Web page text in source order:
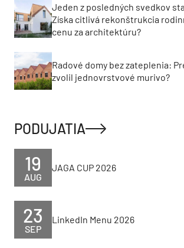
Jeden z posledných svedkov
Získa citlivá rekonštrukcia
cenu za architektúru?
Radové domy bez zateplenia:
zvolil jednovrstvové murivo?
PODUJATIA
AUG
19 JAGA CUP 2026
SEP
23 LinkedIn Menu 2026